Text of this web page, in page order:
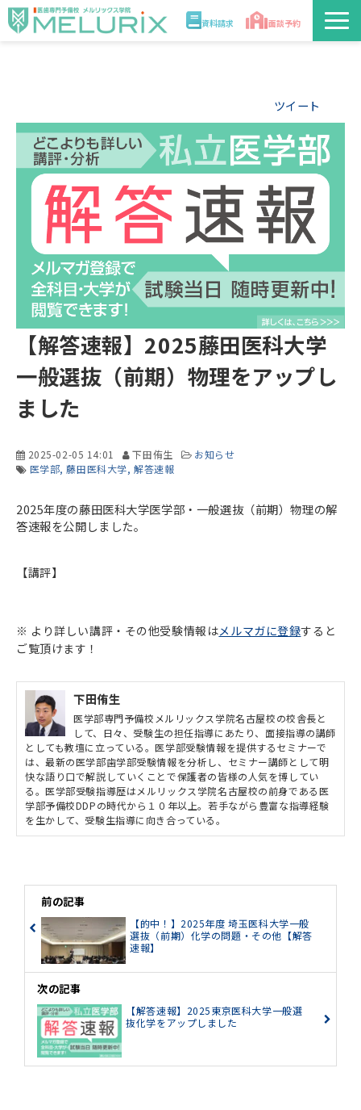
資料請求 面談予約
入学案内
合格実績・合格体験記
医学部解答速報2026
ツイート
【解答速報】2025藤田医科大学
一般選抜（前期）物理をアップし
ました
2025-02-05 14:01 下田侑生
お知らせ
医学部 藤田医科大学 解答速報
2025年度の藤田医科大学医学部・一般選抜（前期）物理の解
答速報を公開しました。
【講評】
※ より詳しい講評・その他受験情報はメルマガに登録すると
ご覧頂けます！
下田侑生
医学部専門予備校メルリックス学院名古屋校の校舎長と
して、日々、受験生の担任指導にあたり、面接指導の講師
としても教壇に立っている。医学部受験情報を提供するセミナーで
は、最新の医学部歯学部受験情報を分析し、セミナー講師として明
快な語り口で解説していくことで保護者の皆様の人気を博してい
る。医学部受験指導歴はメルリックス学院名古屋校の前身である医
学部予備校DDPの時代から１０年以上。若手ながら豊富な指導経験
を生かして、受験生指導に向き合っている。
前の記事
【的中！】2025年度 埼玉医科大学一般
選抜（前期）化学の問題・その他【解答
速報】
次の記事
【解答速報】2025東京医科大学一般選
抜化学をアップしました